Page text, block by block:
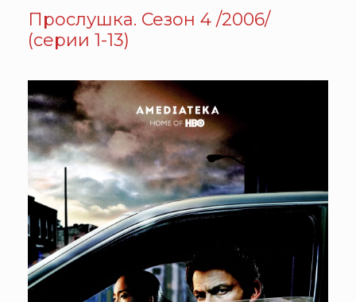
Прослушка. Сезон 4 /2006/
(серии 1-13)